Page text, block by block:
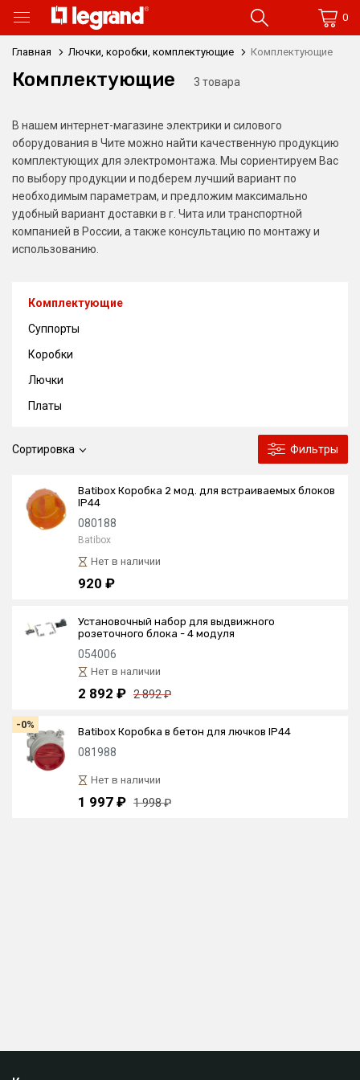
0
Главная Лючки, коробки, комплектующие Комплектующие
Комплектующие 3 товара
В нашем интернет-магазине электрики и силового
оборудования в Чите можно найти качественную продукцию
комплектующих для электромонтажа. Мы сориентируем Вас
по выбору продукции и подберем лучший вариант по
необходимым параметрам, и предложим максимально
удобный вариант доставки в г. Чита или транспортной
компанией в России, а также консультацию по монтажу и
использованию.
Сортировка Фильтры
Batibox Коробка 2 мод. для встраиваемых блоков
IP44
080188
Batibox
Нет в наличии
920 ₽
Установочный набор для выдвижного
розеточного блока - 4 модуля
054006
Нет в наличии
2 892 ₽ 2 892 ₽
-0%
Batibox Коробка в бетон для лючков IP44
081988
Нет в наличии
1 997 ₽ 1 998 ₽
Комплектующие
Суппорты
Коробки
Лючки
Платы